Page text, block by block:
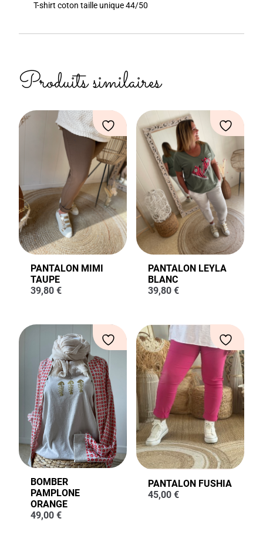
T-shirt coton taille unique 44/50
Produits similaires
PANTALON MIMI
TAUPE
39,80 €
PANTALON LEYLA
BLANC
39,80 €
BOMBER
PAMPLONE
ORANGE
49,00 €
PANTALON FUSHIA
45,00 €